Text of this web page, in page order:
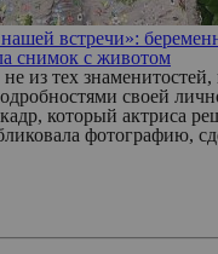
встречи»:
снимок с животом
из тех знаменитостей,
своей
который актриса
фотографию,